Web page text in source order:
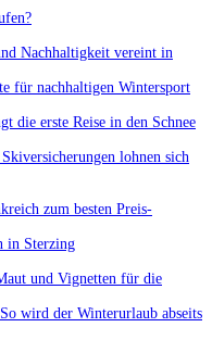
Nachhaltigkeit vereint in
für nachhaltigen Wintersport
die erste Reise in den Schnee
lohnen sich
zum besten Preis-
in Sterzing
und Vignetten für die
wird der Winterurlaub abseits